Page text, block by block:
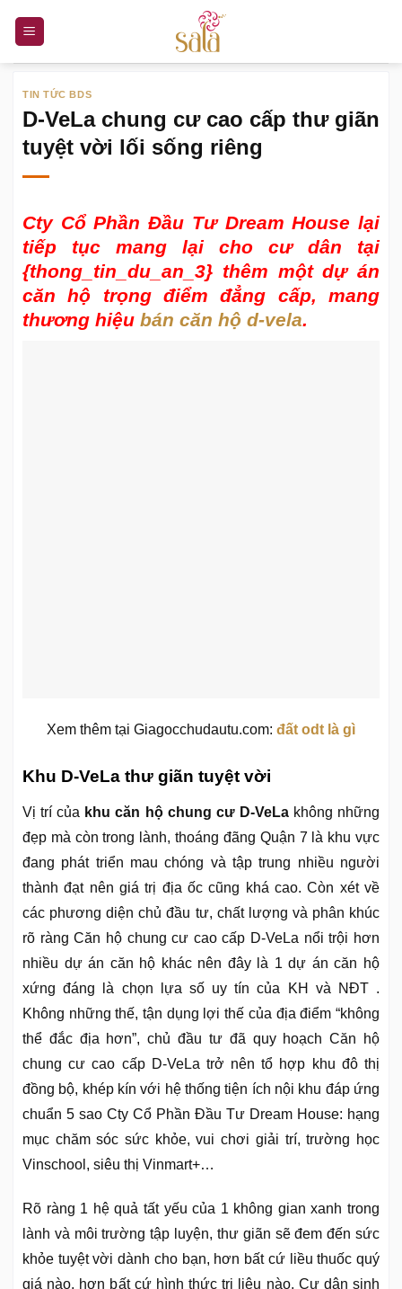
nội
TIN TỨC BDS
D-VeLa chung cư cao cấp thư giãn
tuyệt vời lối sống riêng
Cty Cổ Phần Đầu Tư Dream House lại
tiếp tục mang lại cho cư dân tại
{thong_tin_du_an_3} thêm một dự án
căn hộ trọng điểm đẳng cấp, mang
thương hiệu bán căn hộ d-vela.
Xem thêm tại Giagocchudautu.com: đất odt là gì
Khu D-VeLa thư giãn tuyệt vời
Vị trí của khu căn hộ chung cư D-VeLakhông những
đẹp mà còn trong lành, thoáng đãng Quận 7 là khu vực
đang phát triển mau chóng và tập trung nhiều người
thành đạt nên giá trị địa ốc cũng khá cao. Còn xét về
các phương diện chủ đầu tư, chất lượng và phân khúc
rõ ràng Căn hộ chung cư cao cấp D-VeLa nổi trội hơn
nhiều dự án căn hộ khác nên đây là 1 dự án căn hộ
xứng đáng là chọn lựa số uy tín của KH và NĐT .
Không những thế, tận dụng lợi thế của địa điểm “không
thể đắc địa hơn”, chủ đầu tư đã quy hoạch Căn hộ
chung cư cao cấp D-VeLa trở nên tổ hợp khu đô thị
đồng bộ, khép kín với hệ thống tiện ích nội khu đáp ứng
chuẩn 5 sao Cty Cổ Phần Đầu Tư Dream House: hạng
mục chăm sóc sức khỏe, vui chơi giải trí, trường học
Vinschool, siêu thị Vinmart+…
Rõ ràng 1 hệ quả tất yếu của 1 không gian xanh trong
lành và môi trường tập luyện, thư giãn sẽ đem đến sức
khỏe tuyệt vời dành cho bạn, hơn bất cứ liều thuốc quý
giá nào, hơn bất cứ hình thức trị liệu nào. Cư dân sinh